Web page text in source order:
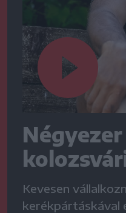
Kevesen
kerékpártáskával